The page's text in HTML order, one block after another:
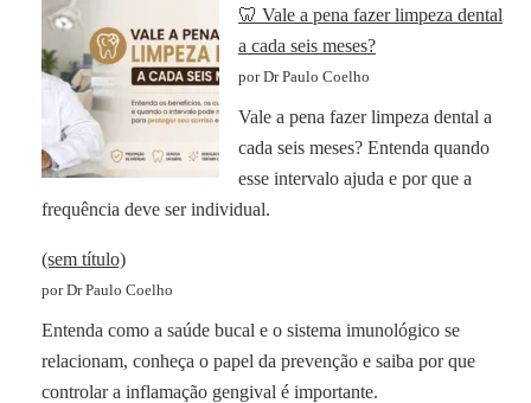
🦷 Vale a pena fazer limpeza dental
a cada seis meses?
por Dr Paulo Coelho
Vale a pena fazer limpeza dental a
cada seis meses? Entenda quando
esse intervalo ajuda e por que a
frequência deve ser individual.
(sem título)
por Dr Paulo Coelho
Entenda como a saúde bucal e o sistema imunológico se
relacionam, conheça o papel da prevenção e saiba por que
controlar a inflamação gengival é importante.